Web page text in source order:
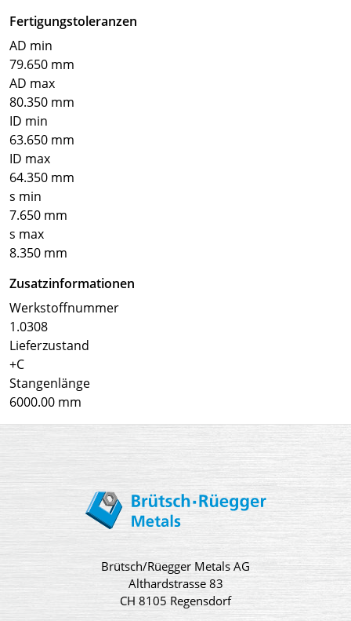
Fertigungstoleranzen
AD min
79.650 mm
AD max
80.350 mm
ID min
63.650 mm
ID max
64.350 mm
s min
7.650 mm
s max
8.350 mm
Zusatzinformationen
Werkstoffnummer
1.0308
Lieferzustand
+C
Stangenlänge
6000.00 mm
Brütsch/Rüegger Metals AG
Althardstrasse 83
CH 8105 Regensdorf